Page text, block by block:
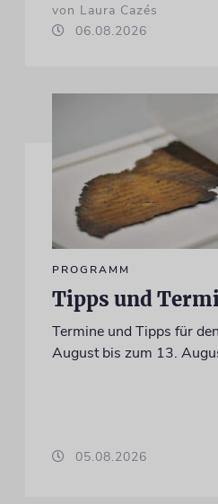
von Laura Cazés
06.08.2026
PROGRAMM
Tipps und
Termine und Tipps für
August bis zum 13.
05.08.2026